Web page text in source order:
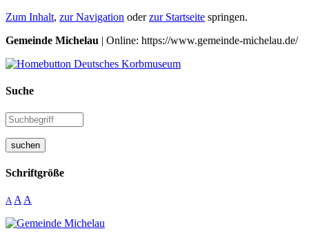
Zum Inhalt, zur Navigation oderzur Startseite springen.
Gemeinde Michelau | Online: https://www.gemeinde-michelau.de/
Suche
suchen
Schriftgröße
A A A